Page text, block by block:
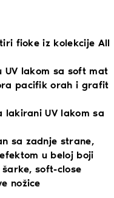
fioke iz kolekcije All
lakom sa soft mat
pacifik orah i grafit
lakirani UV lakom sa
sa zadnje strane,
u beloj boji
šarke, soft-close
nožice